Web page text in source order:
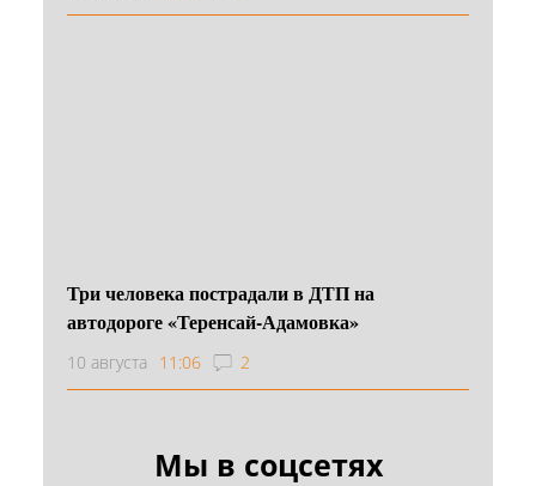
Три человека пострадали в ДТП на
автодороге «Теренсай-Адамовка»
10 августа 11:06 2
Мы в соцсетях